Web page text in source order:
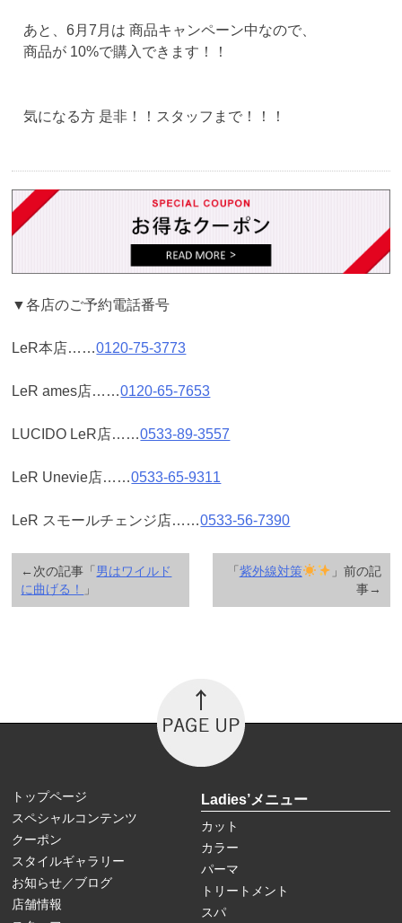
あと、6月7月は 商品キャンペーン中なので、
商品が 10%で購入できます！！
気になる方 是非！！スタッフまで！！！
▼各店のご予約電話番号
LeR本店……0120-75-3773
LeR ames店……0120-65-7653
LUCIDO LeR店……0533-89-3557
LeR Unevie店……0533-65-9311
LeR スモールチェンジ店……0533-56-7390
「 紫外線対策
」前の記
事→
←次の記事「 男はワイルド
に曲げる！
」
トップページ
スペシャルコンテンツ
クーポン
スタイルギャラリー
お知らせ／ブログ
店舗情報
Ladies’メニュー
カット
カラー
パーマ
トリートメント
スパ